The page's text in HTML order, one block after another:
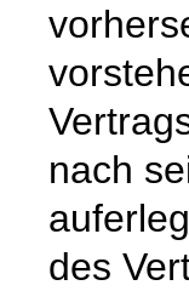
nach
des